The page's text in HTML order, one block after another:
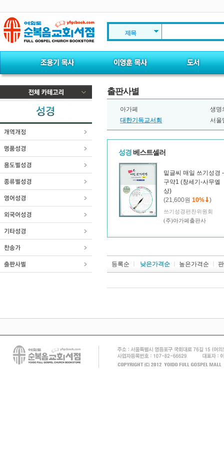
제목
출판사별
아가페
생명
대한기독교서회
서울
성경 베스트셀러
밑글씨 매일 쓰기성경 -
구약1 (창세기-사무엘
상)
(21,600원 10% )
쓰기성경편찬위원회
(주)아가페출판사
등록순 낮은가격순 높은가격순